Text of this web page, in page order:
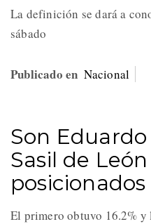
La definición se dará a
sábado
Publicado en Nacional
Son
Sasil de
El primero obtuvo 16.2% y